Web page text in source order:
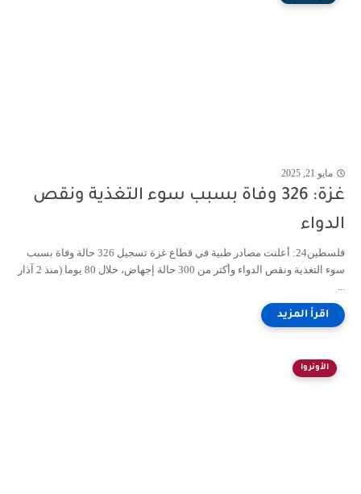
مايو 21, 2025
غزة: 326 وفاة بسبب سوء التغذية ونقص
الدواء
فلسطين24: أعلنت مصادر طبية في قطاع غزة تسجيل 326 حالة وفاة بسبب
سوء التغذية ونقص الدواء وأكثر من 300 حالة إجهاض، خلال 80 يوما (منذ 2 آذار
الأونروا